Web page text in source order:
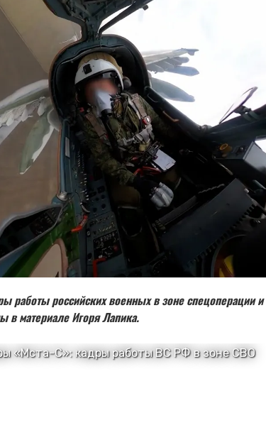
работы российских военных в зоне спецоперации
в материале Игоря Лапика.